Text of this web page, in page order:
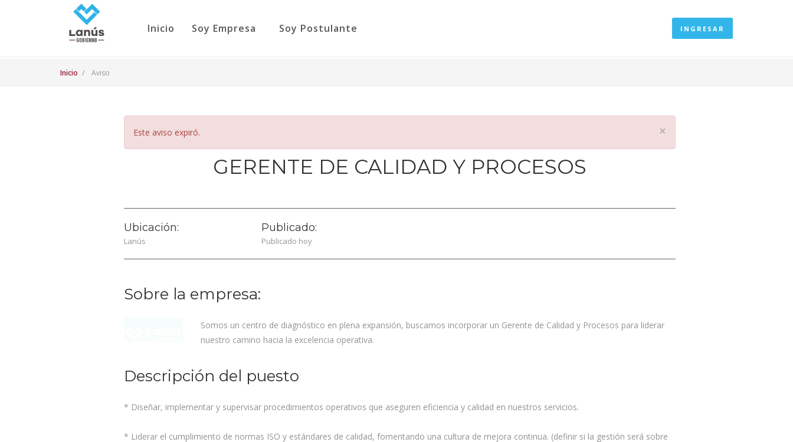
Inicio Soy Empresa Soy Postulante INGRESAR
Inicio Aviso
×
Este aviso expiró.
GERENTE DE CALIDAD Y PROCESOS
Ubicación:
Lanús
Publicado:
Publicado hoy
Sobre la empresa:
Somos un centro de diagnóstico en plena expansión, buscamos incorporar un Gerente de Calidad y Procesos para liderar
nuestro camino hacia la excelencia operativa.
Descripción del puesto
* Diseñar, implementar y supervisar procedimientos operativos que aseguren eficiencia y calidad en nuestros servicios.
* Liderar el cumplimiento de normas ISO y estándares de calidad, fomentando una cultura de mejora continua. (definir si la gestión será sobre